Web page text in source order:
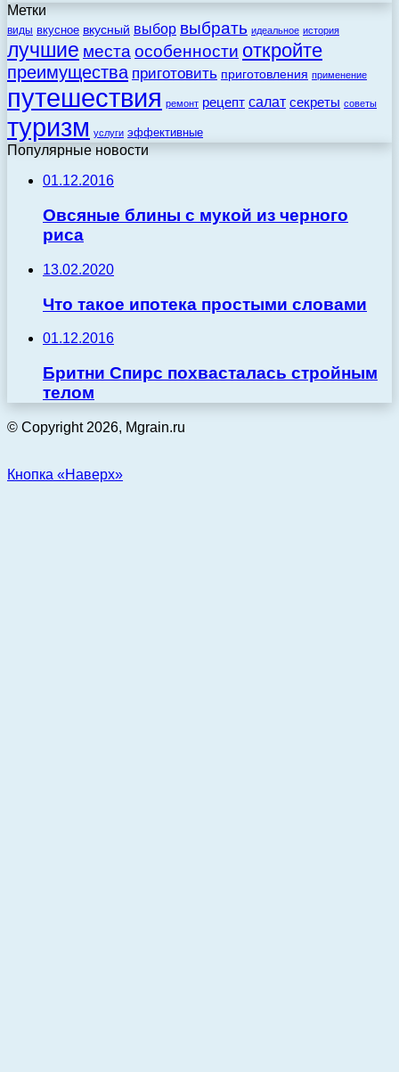
Метки
виды вкусное вкусный выбор выбрать идеальное история
лучшие местаособенности откройте
преимущества приготовить приготовления применение
путешествия ремонт рецепт салат секреты советы
туризм услуги эффективные
Популярные новости
01.12.2016
Овсяные блины с мукой из черного
риса
13.02.2020
Что такое ипотека простыми словами
01.12.2016
Бритни Спирс похвасталась стройным
телом
© Copyright 2026, Mgrain.ru
Кнопка «Наверх»